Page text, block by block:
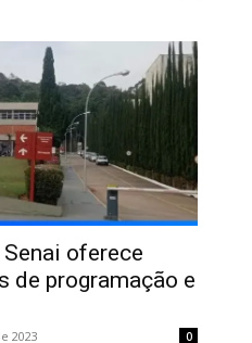
oferece
de programação e
2023 0